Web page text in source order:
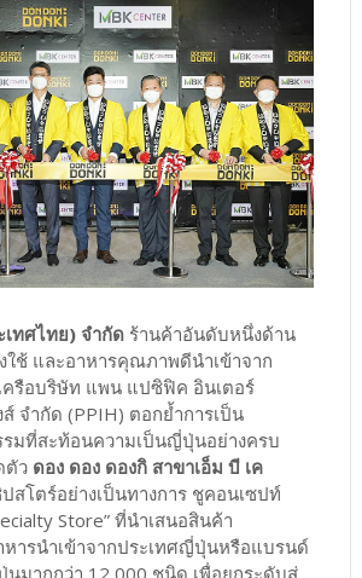
ทศไทย) จำกัดร้านค้าอันดับหนึ่งด้าน
ใช้ และอาหารคุณภาพดีนำเข้าจาก
ครือบริษัท แพน แปซิฟิค อินเตอร์
จำกัด (PPIH) ตอกย้ำการเป็น
มที่สะท้อนความเป็นญี่ปุ่นอย่างครบ
ตัว ดอง ดอง ดองกิ สาขาเอ็ม บี เค
สโตร์อย่างเป็นทางการ ชูคอนเซปท์
Store” ที่นำเสนอสินค้า
ารนำเข้าจากประเทศญี่ปุ่นหรือแบรนด์